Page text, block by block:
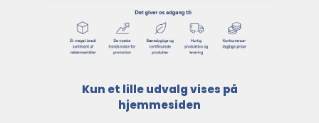
Kun et lille udvalg vises på
hjemmesiden